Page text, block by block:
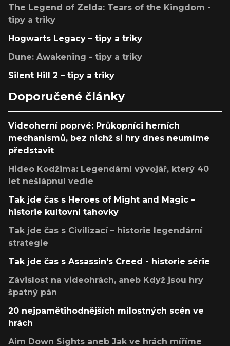
The Legend of Zelda: Tears of the Kingdom -
tipy a triky
Hogwarts Legacy – tipy a triky
Dune: Awakening - tipy a triky
Silent Hill 2 – tipy a triky
Doporučené články
Videoherní poprvé: Průkopníci herních
mechanismů, bez nichž si hry dnes neumíme
představit
Hideo Kodžima: Legendární vývojář, který 40
let nešlápnul vedle
Tak jde čas s Heroes of Might and Magic –
historie kultovní tahovky
Tak jde čas s Civilizací – historie legendární
strategie
Tak jde čas s Assassin's Creed - historie série
Závislost na videohrách, aneb Když jsou hry
špatný pán
20 nejpamětihodnějších milostných scén ve
hrách
Aim Down Sights aneb Jak ve hrách míříme